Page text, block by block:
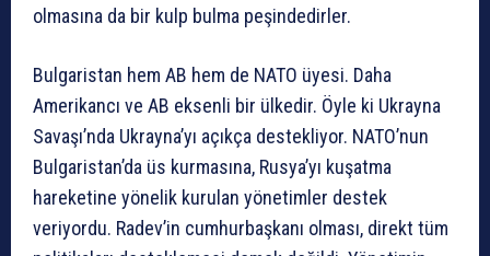
olmasına da bir kulp bulma peşindedirler.
Bulgaristan hem AB hem de NATO üyesi. Daha
Amerikancı ve AB eksenli bir ülkedir. Öyle ki Ukrayna
Savaşı’nda Ukrayna’yı açıkça destekliyor. NATO’nun
Bulgaristan’da üs kurmasına, Rusya’yı kuşatma
hareketine yönelik kurulan yönetimler destek
veriyordu. Radev’in cumhurbaşkanı olması, direkt tüm